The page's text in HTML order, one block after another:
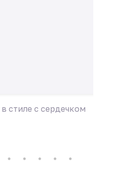
стиле с сердечком